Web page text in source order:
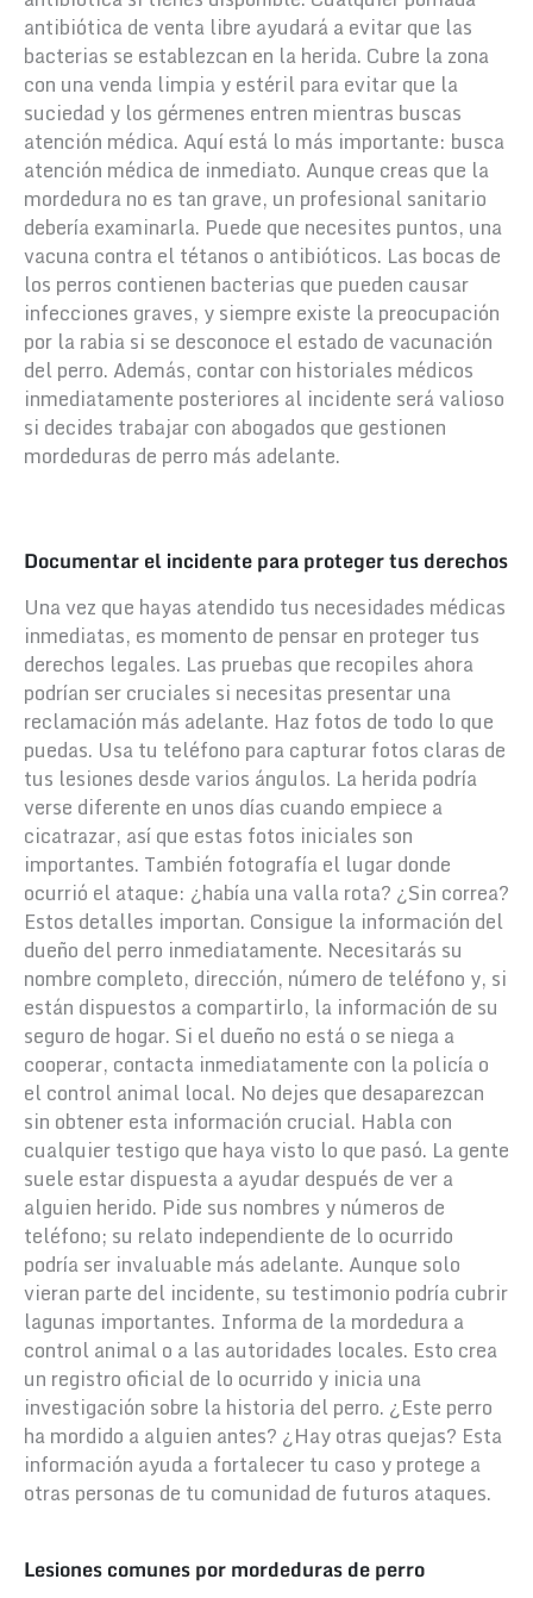
antibiótica de venta libre ayudará a evitar que las
bacterias se establezcan en la herida. Cubre la zona
con una venda limpia y estéril para evitar que la
suciedad y los gérmenes entren mientras buscas
atención médica. Aquí está lo más importante: busca
atención médica de inmediato. Aunque creas que la
mordedura no es tan grave, un profesional sanitario
debería examinarla. Puede que necesites puntos, una
vacuna contra el tétanos o antibióticos. Las bocas de
los perros contienen bacterias que pueden causar
infecciones graves, y siempre existe la preocupación
por la rabia si se desconoce el estado de vacunación
del perro. Además, contar con historiales médicos
inmediatamente posteriores al incidente será valioso
si decides trabajar con abogados que gestionen
mordeduras de perro más adelante.
Documentar el incidente para proteger tus derechos
Una vez que hayas atendido tus necesidades médicas
inmediatas, es momento de pensar en proteger tus
derechos legales. Las pruebas que recopiles ahora
podrían ser cruciales si necesitas presentar una
reclamación más adelante. Haz fotos de todo lo que
puedas. Usa tu teléfono para capturar fotos claras de
tus lesiones desde varios ángulos. La herida podría
verse diferente en unos días cuando empiece a
cicatrazar, así que estas fotos iniciales son
importantes. También fotografía el lugar donde
ocurrió el ataque: ¿había una valla rota? ¿Sin correa?
Estos detalles importan. Consigue la información del
dueño del perro inmediatamente. Necesitarás su
nombre completo, dirección, número de teléfono y, si
están dispuestos a compartirlo, la información de su
seguro de hogar. Si el dueño no está o se niega a
cooperar, contacta inmediatamente con la policía o
el control animal local. No dejes que desaparezcan
sin obtener esta información crucial. Habla con
cualquier testigo que haya visto lo que pasó. La gente
suele estar dispuesta a ayudar después de ver a
alguien herido. Pide sus nombres y números de
teléfono; su relato independiente de lo ocurrido
podría ser invaluable más adelante. Aunque solo
vieran parte del incidente, su testimonio podría cubrir
lagunas importantes. Informa de la mordedura a
control animal o a las autoridades locales. Esto crea
un registro oficial de lo ocurrido y inicia una
investigación sobre la historia del perro. ¿Este perro
ha mordido a alguien antes? ¿Hay otras quejas? Esta
información ayuda a fortalecer tu caso y protege a
otras personas de tu comunidad de futuros ataques.
Lesiones comunes por mordeduras de perro